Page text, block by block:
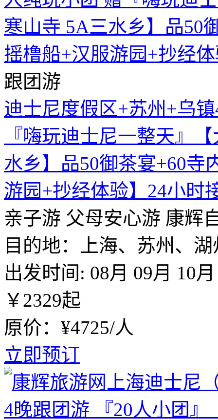
跟团游
迪士尼度假区+苏州+乌
『嗨玩迪士尼一整天』
水乡】品50御茶宴+60寺
游园+抄经体验】24小时
亲子游 父母安心游 康辉
目的地：上海、苏州、
出发时间: 08月 09月 10月
￥2329起
原价：¥4725/人
立即预订